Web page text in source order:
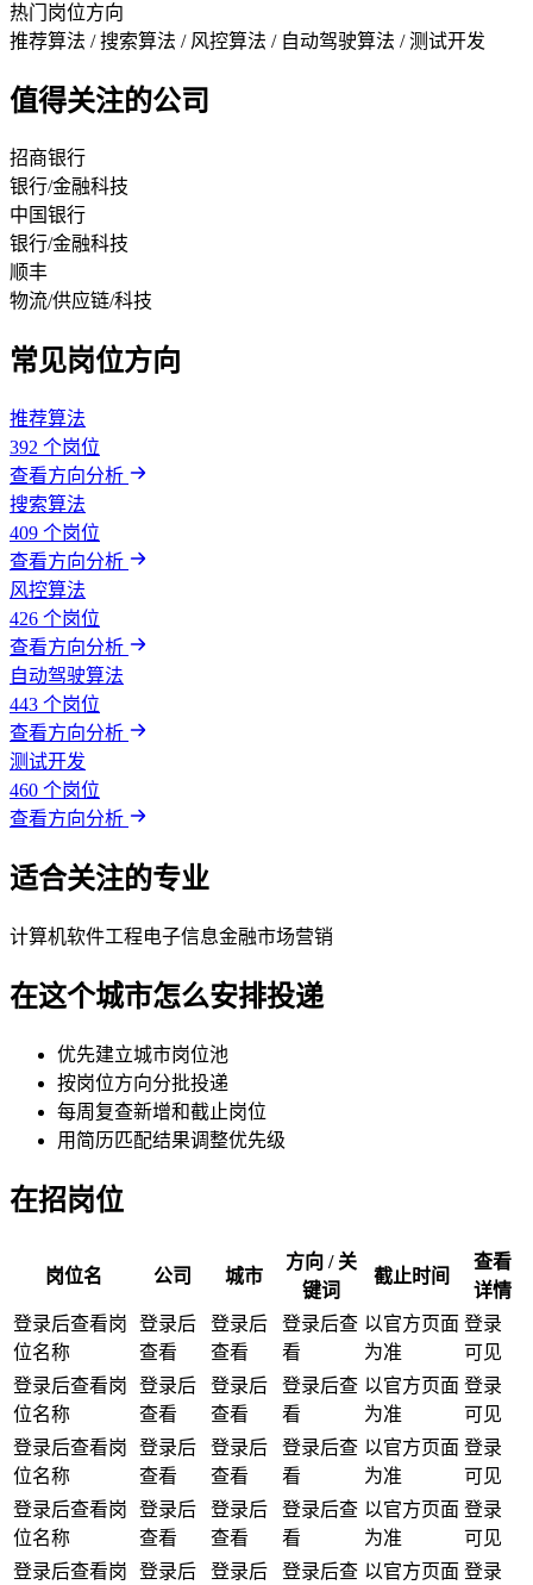
热门岗位方向
推荐算法 / 搜索算法 / 风控算法 / 自动驾驶算法 / 测试开发
值得关注的公司
招商银行
银行/金融科技
中国银行
银行/金融科技
顺丰
物流/供应链/科技
常见岗位方向
推荐算法
392 个岗位
查看方向分析
搜索算法
409 个岗位
查看方向分析
风控算法
426 个岗位
查看方向分析
自动驾驶算法
443 个岗位
查看方向分析
测试开发
460 个岗位
查看方向分析
适合关注的专业
计算机软件工程电子信息金融市场营销
在这个城市怎么安排投递
优先建立城市岗位池
按岗位方向分批投递
每周复查新增和截止岗位
用简历匹配结果调整优先级
在招岗位
岗位名 公司 城市
方向 / 关
键词
截止时间
查看
详情
登录后查看岗
位名称
登录后
查看
登录后
查看
登录后查
看
以官方页面
为准
登录
可见
登录后查看岗
位名称
登录后
查看
登录后
查看
登录后查
看
以官方页面
为准
登录
可见
登录后查看岗
位名称
登录后
查看
登录后
查看
登录后查
看
以官方页面
为准
登录
可见
登录后查看岗
位名称
登录后
查看
登录后
查看
登录后查
看
以官方页面
为准
登录
可见
登录后查看岗
登录后 登录后 登录后查 以官方页面 登录